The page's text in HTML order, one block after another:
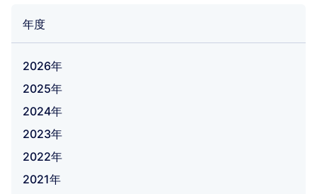
年度
2026年
2025年
2024年
2023年
2022年
2021年